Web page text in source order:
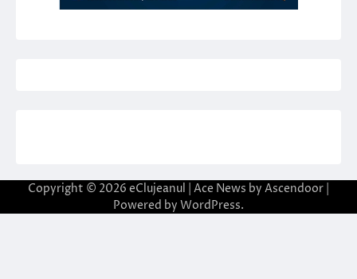
Copyright © 2026 eClujeanul | Ace News by Ascendoor
Powered by WordPress.